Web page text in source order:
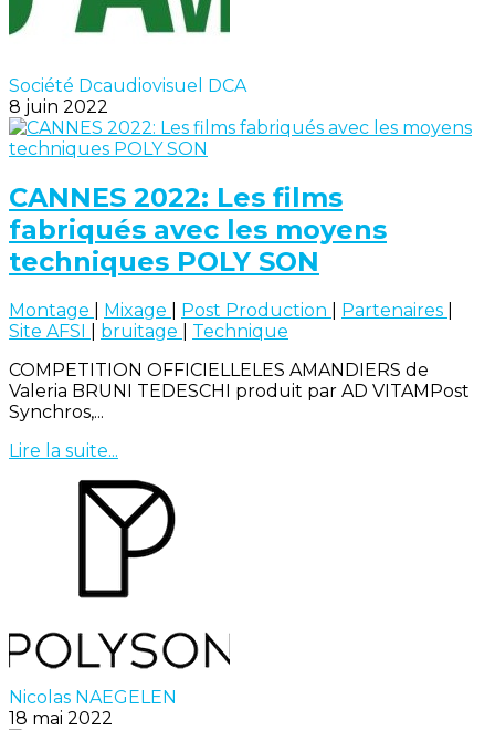
Société Dcaudiovisuel DCA
8 juin 2022
CANNES 2022: Les films
fabriqués avec les moyens
techniques POLY SON
Montage Mixage Post Production Partenaires
Site AFSI
bruitage
Technique
COMPETITION OFFICIELLELES AMANDIERS de
Valeria BRUNI TEDESCHI produit par AD VITAMPost
Synchros,...
Lire la suite...
Nicolas NAEGELEN
18 mai 2022